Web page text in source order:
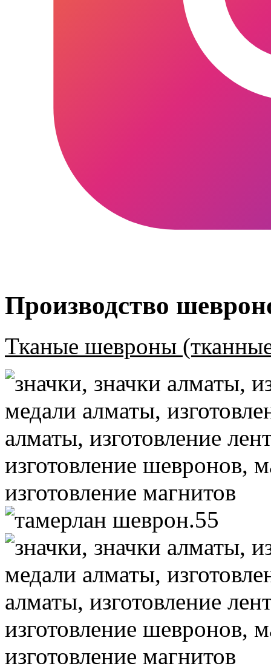
Производство
Тканые шевроны